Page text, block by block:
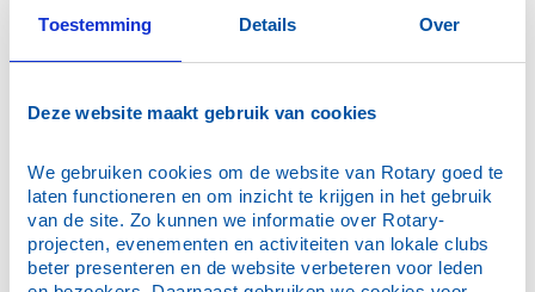
Toestemming Details Over
Deze website maakt gebruik van cookies
We gebruiken cookies om de website van Rotary goed te
laten functioneren en om inzicht te krijgen in het gebruik
van de site. Zo kunnen we informatie over Rotary-
projecten, evenementen en activiteiten van lokale clubs
beter presenteren en de website verbeteren voor leden